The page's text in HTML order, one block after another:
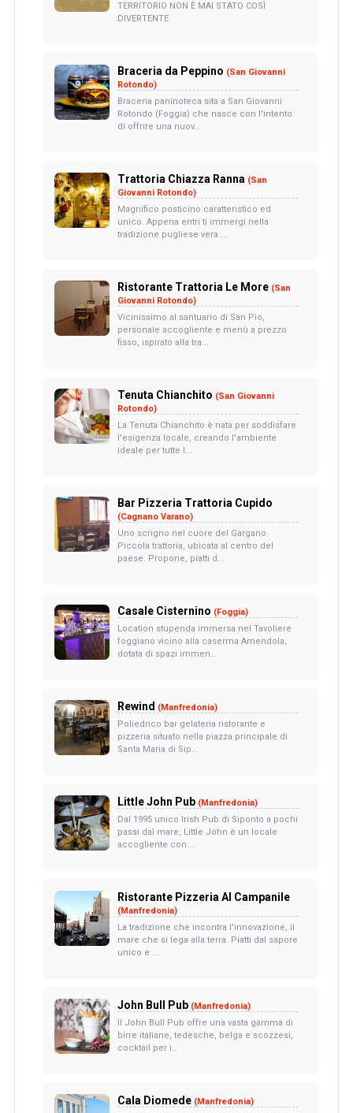
TERRITORIO NON È MAI STATO COSÌ
DIVERTENTE
Braceria da Peppino (San Giovanni
Rotondo)
Braceria paninoteca sita a San Giovanni
Rotondo (Foggia) che nasce con l'intento
di offrire una nuov...
Trattoria Chiazza Ranna (San
Giovanni Rotondo)
Magnifico posticino caratteristico ed
unico. Appena entri ti immergi nella
tradizione pugliese vera ...
Ristorante Trattoria Le More (San
Giovanni Rotondo)
Vicinissimo al santuario di San Pio,
personale accogliente e menù a prezzo
fisso, ispirato alla tra...
Tenuta Chianchito (San Giovanni
Rotondo)
La Tenuta Chianchito è nata per soddisfare
l'esigenza locale, creando l'ambiente
ideale per tutte l...
Bar Pizzeria Trattoria Cupido
(Cagnano Varano)
Uno scrigno nel cuore del Gargano.
Piccola trattoria, ubicata al centro del
paese. Propone, piatti d...
Casale Cisternino (Foggia)
Location stupenda immersa nel Tavoliere
foggiano vicino alla caserma Amendola,
dotata di spazi immen...
Rewind (Manfredonia)
Poliedrico bar gelateria ristorante e
pizzeria situato nella piazza principale di
Santa Maria di Sip...
Little John Pub (Manfredonia)
Dal 1995 unico Irish Pub di Siponto a pochi
passi dal mare, Little John è un locale
accogliente con...
Ristorante Pizzeria Al Campanile
(Manfredonia)
La tradizione che incontra l'innovazione, il
mare che si lega alla terra. Piatti dal sapore
unico e ...
John Bull Pub (Manfredonia)
Il John Bull Pub offre una vasta gamma di
birre italiane, tedesche, belga e scozzesi,
cocktail per i...
Cala Diomede (Manfredonia)